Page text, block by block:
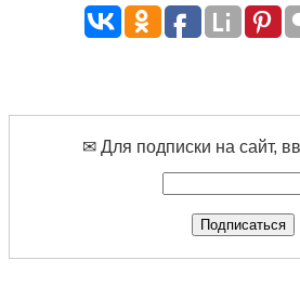
✉ Для подписки на сайт,